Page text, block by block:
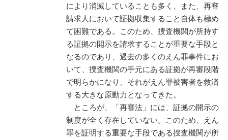
により消滅していることも多く、また、再審
請求人において証拠収集すること自体も極め
て困難である。このため、捜査機関が所持す
る証拠の開示を請求することが重要な手段と
なるのであり、過去の多くのえん罪事件にお
いて、捜査機関の手元にある証拠が再審段階
で明らかになり、それがえん罪被害者を救済
する大きな原動力となってきた。
ところが、「再審法」には、証拠の開示の
制度が全く存在していない。このため、えん
罪を証明する重要な手段である捜査機関が所